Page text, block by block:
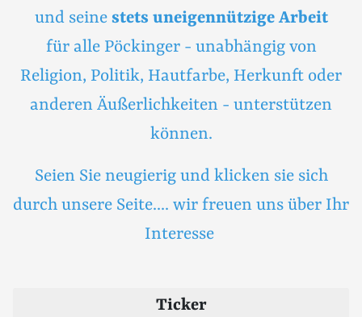
und seine stets uneigennützige Arbeit
für alle Pöckinger - unabhängig von
Religion, Politik, Hautfarbe, Herkunft oder
anderen Äußerlichkeiten - unterstützen
können.
Seien Sie neugierig und klicken sie sich
durch unsere Seite.... wir freuen uns über Ihr
Interesse
Ticker